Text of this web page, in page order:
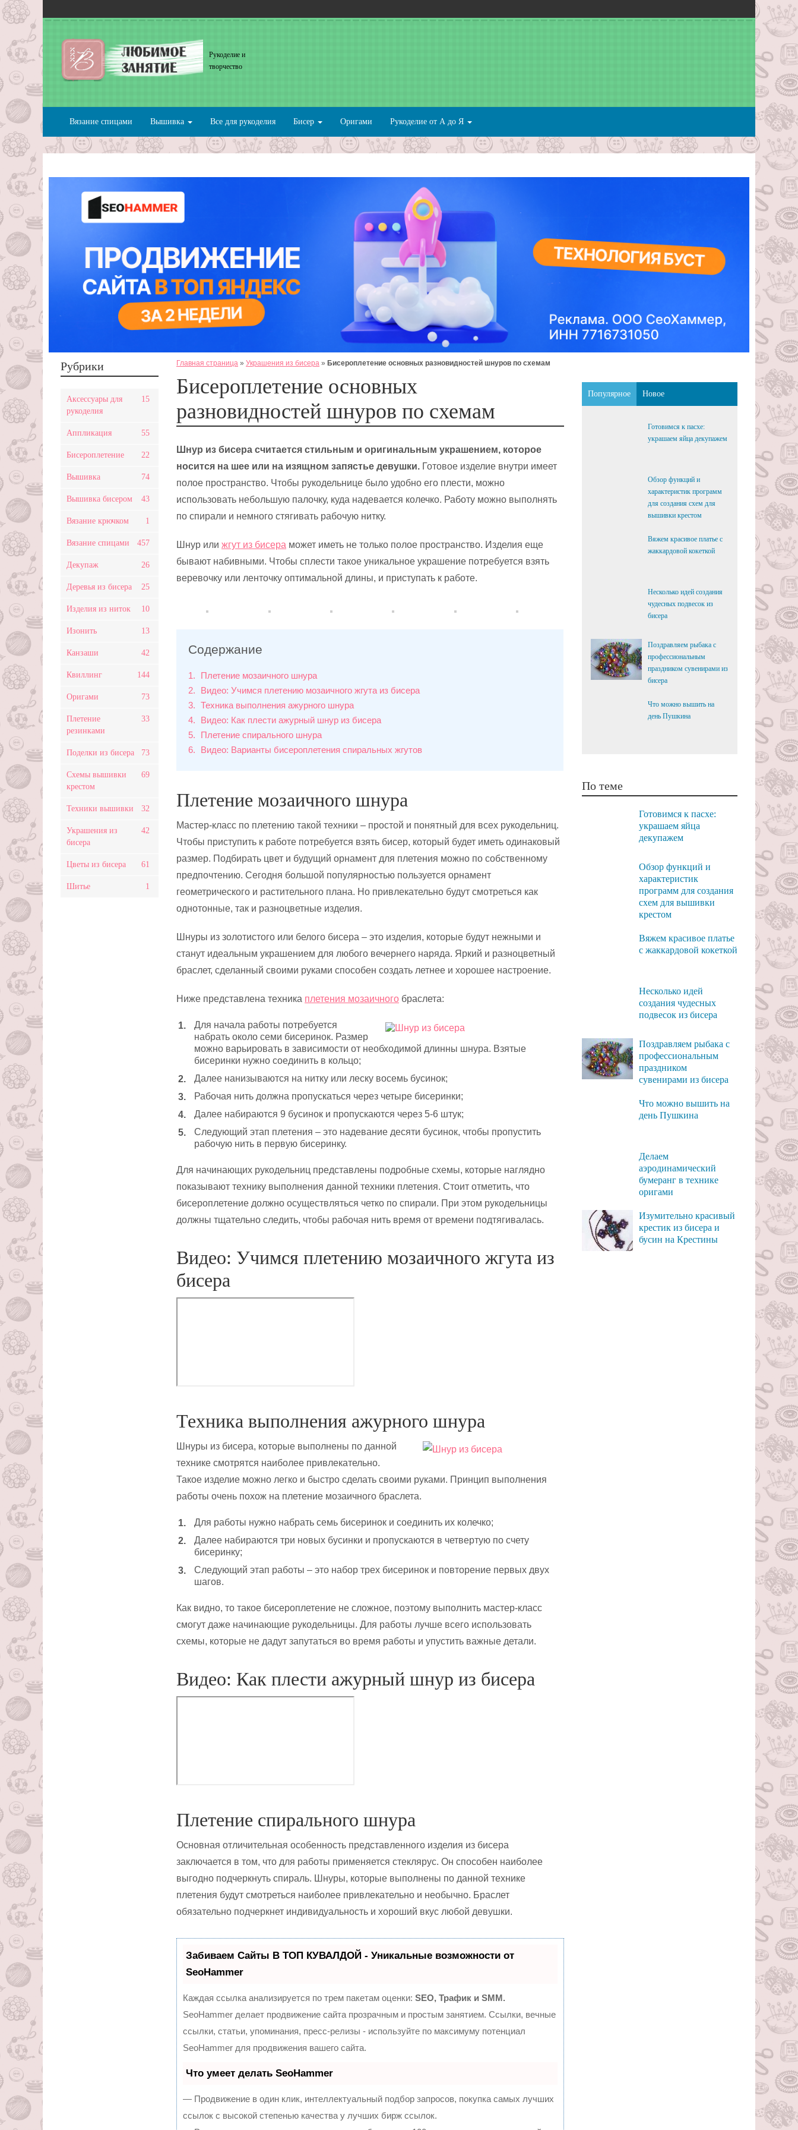
Рукоделие и
творчество
Вязание спицами Вышивка Все для рукоделия Бисер Оригами Рукоделие от А до Я
Главная страница » Украшения из бисера » Бисероплетение основных разновидностей шнуров по схемам
Бисероплетение основных
разновидностей шнуров по схемам
Шнур из бисера считается стильным и оригинальным украшением, которое
носится на шее или на изящном запястье девушки. Готовое изделие внутри имеет
полое пространство. Чтобы рукодельнице было удобно его плести, можно
использовать небольшую палочку, куда надевается колечко. Работу можно выполнять
по спирали и немного стягивать рабочую нитку.
Шнур или жгут из бисера может иметь не только полое пространство. Изделия еще
бывают набивными. Чтобы сплести такое уникальное украшение потребуется взять
веревочку или ленточку оптимальной длины, и приступать к работе.
Содержание
1
Плетение мозаичного шнура
2
Видео: Учимся плетению мозаичного жгута из бисера
3
Техника выполнения ажурного шнура
4
Видео: Как плести ажурный шнур из бисера
5
Плетение спирального шнура
6
Видео: Варианты бисероплетения спиральных жгутов
Плетение мозаичного шнура
Мастер-класс по плетению такой техники – простой и понятный для всех рукодельниц.
Чтобы приступить к работе потребуется взять бисер, который будет иметь одинаковый
размер. Подбирать цвет и будущий орнамент для плетения можно по собственному
предпочтению. Сегодня большой популярностью пользуется орнамент
геометрического и растительного плана. Но привлекательно будут смотреться как
однотонные, так и разноцветные изделия.
Шнуры из золотистого или белого бисера – это изделия, которые будут нежными и
станут идеальным украшением для любого вечернего наряда. Яркий и разноцветный
браслет, сделанный своими руками способен создать летнее и хорошее настроение.
Ниже представлена техника плетения мозаичного браслета:
Для начала работы потребуется
набрать около семи бисеринок. Размер
можно варьировать в зависимости от необходимой длинны шнура. Взятые
бисеринки нужно соединить в кольцо;
Далее нанизываются на нитку или леску восемь бусинок;
Рабочая нить должна пропускаться через четыре бисеринки;
Далее набираются 9 бусинок и пропускаются через 5-6 штук;
Следующий этап плетения – это надевание десяти бусинок, чтобы пропустить
рабочую нить в первую бисеринку.
Для начинающих рукодельниц представлены подробные схемы, которые наглядно
показывают технику выполнения данной техники плетения. Стоит отметить, что
бисероплетение должно осуществляться четко по спирали. При этом рукодельницы
должны тщательно следить, чтобы рабочая нить время от времени подтягивалась.
Видео: Учимся плетению мозаичного жгута из
бисера
Техника выполнения ажурного шнура
Шнуры из бисера, которые выполнены по данной
технике смотрятся наиболее привлекательно.
Такое изделие можно легко и быстро сделать своими руками. Принцип выполнения
работы очень похож на плетение мозаичного браслета.
Для работы нужно набрать семь бисеринок и соединить их колечко;
Далее набираются три новых бусинки и пропускаются в четвертую по счету
бисеринку;
Следующий этап работы – это набор трех бисеринок и повторение первых двух
шагов.
Как видно, то такое бисероплетение не сложное, поэтому выполнить мастер-класс
смогут даже начинающие рукодельницы. Для работы лучше всего использовать
схемы, которые не дадут запутаться во время работы и упустить важные детали.
Видео: Как плести ажурный шнур из бисера
Плетение спирального шнура
Основная отличительная особенность представленного изделия из бисера
заключается в том, что для работы применяется стеклярус. Он способен наиболее
выгодно подчеркнуть спираль. Шнуры, которые выполнены по данной технике
плетения будут смотреться наиболее привлекательно и необычно. Браслет
обязательно подчеркнет индивидуальность и хороший вкус любой девушки.
Забиваем Сайты В ТОП КУВАЛДОЙ - Уникальные возможности от
SeoHammer
Каждая ссылка анализируется по трем пакетам оценки: SEO, Трафик и SMM.
SeoHammer делает продвижение сайта прозрачным и простым занятием. Ссылки, вечные
ссылки, статьи, упоминания, пресс-релизы - используйте по максимуму потенциал
SeoHammer для продвижения вашего сайта.
Что умеет делать SeoHammer
— Продвижение в один клик, интеллектуальный подбор запросов, покупка самых лучших
ссылок с высокой степенью качества у лучших бирж ссылок.
Популярное Новое
Готовимся к пасхе:
украшаем яйца декупажем
Обзор функций и
характеристик программ
для создания схем для
вышивки крестом
Вяжем красивое платье с
жаккардовой кокеткой
Несколько идей создания
чудесных подвесок из
бисера
Поздравляем рыбака с
профессиональным
праздником сувенирами из
бисера
Что можно вышить на
день Пушкина
По теме
Готовимся к пасхе:
украшаем яйца
декупажем
Обзор функций и
характеристик
программ для создания
схем для вышивки
крестом
Вяжем красивое платье
с жаккардовой кокеткой
Несколько идей
создания чудесных
подвесок из бисера
Поздравляем рыбака с
профессиональным
праздником
сувенирами из бисера
Что можно вышить на
день Пушкина
Делаем
аэродинамический
бумеранг в технике
оригами
Изумительно красивый
крестик из бисера и
бусин на Крестины
Рубрики
Аксессуары для
рукоделия
15
Аппликация 55
Бисероплетение 22
Вышивка 74
Вышивка бисером 43
Вязание крючком 1
Вязание спицами 457
Декупаж 26
Деревья из бисера 25
Изделия из ниток 10
Изонить 13
Канзаши 42
Квиллинг 144
Оригами 73
Плетение
резинками
33
Поделки из бисера 73
Схемы вышивки
крестом
69
Техники вышивки 32
Украшения из
бисера
42
Цветы из бисера 61
Шитье 1